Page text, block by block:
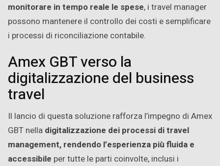
monitorare in tempo reale le spese, i travel manager
possono mantenere il controllo dei costi e semplificare
i processi di riconciliazione contabile.
Amex GBT verso la
digitalizzazione del business
travel
Il lancio di questa soluzione rafforza l’impegno di Amex
GBT nella digitalizzazione dei processi di travel
management, rendendo l’esperienza più fluida e
accessibile per tutte le parti coinvolte, inclusi i